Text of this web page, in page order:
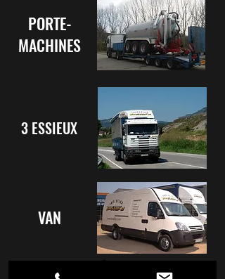
PORTE-
MACHINES
3 ESSIEUX
VAN
NEW!